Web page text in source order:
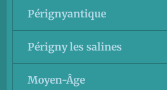
Pérignyantique
Périgny les salines
Moyen-Âge